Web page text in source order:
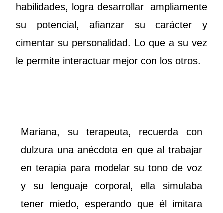
habilidades, logra desarrollar ampliamente
su potencial, afianzar su carácter y
cimentar su personalidad. Lo que a su vez
le permite interactuar mejor con los otros.
Mariana, su terapeuta, recuerda con
dulzura una anécdota en que al trabajar
en terapia para modelar su tono de voz
y su lenguaje corporal, ella simulaba
tener miedo, esperando que él imitara